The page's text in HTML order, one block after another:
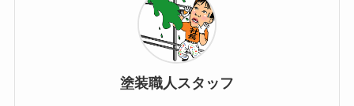
塗装職人スタッフ